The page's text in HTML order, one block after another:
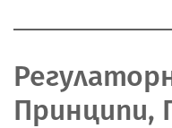
Принципи,